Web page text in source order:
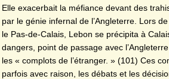
Elle exacerbait la méfiance devant des
par le génie infernal de l’Angleterre. Lors
le Pas-de-Calais, Lebon se précipita à
dangers, point de passage avec
les « complots de l’étranger. » (101) Ces
parfois avec raison, les débats et les